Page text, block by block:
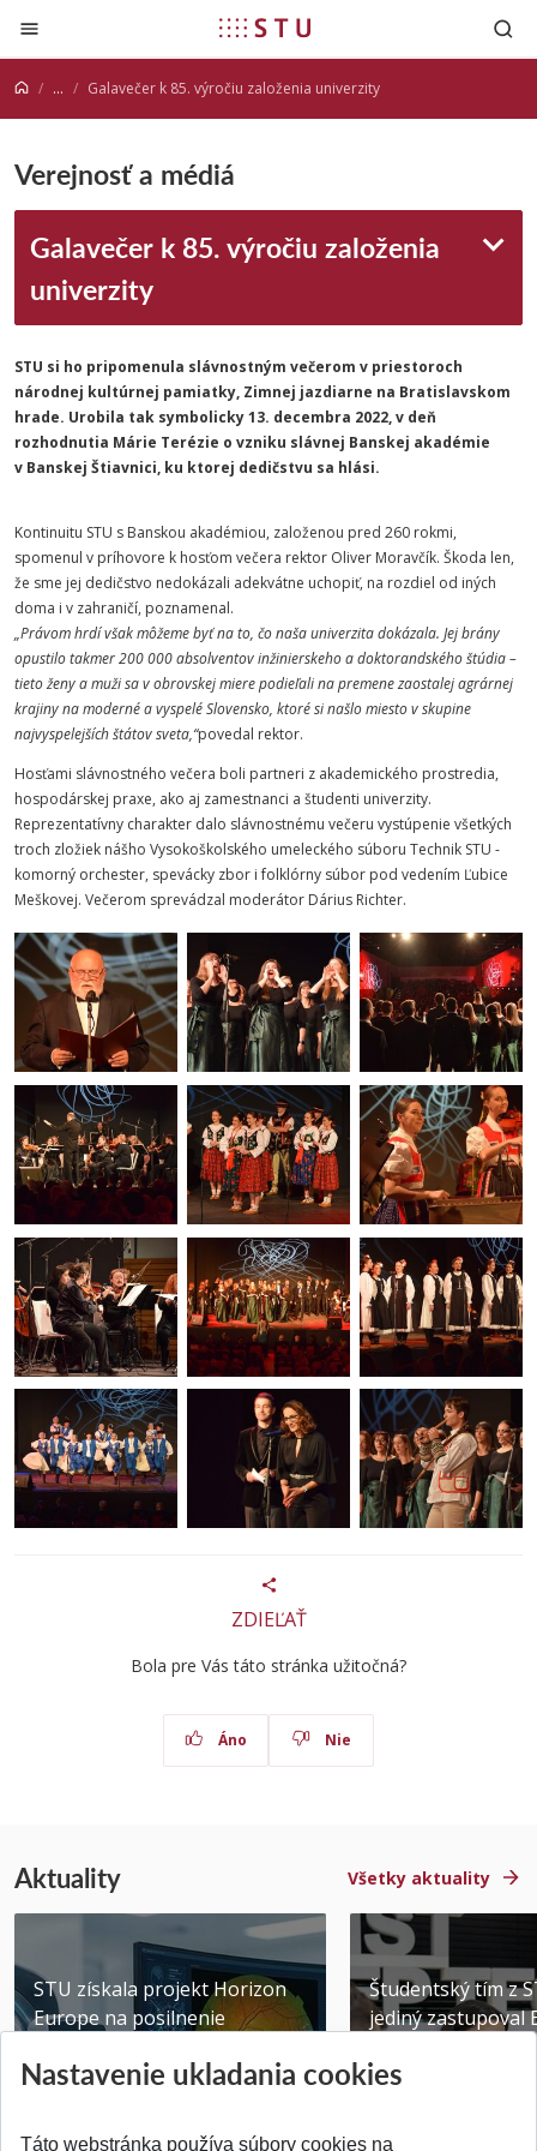
Prejsť na obsah
... Galavečer k 85. výročiu založenia univerzity
Verejnosť a médiá
Galavečer k 85. výročiu založenia
univerzity
STU si ho pripomenula slávnostným večerom v priestoroch
národnej kultúrnej pamiatky, Zimnej jazdiarne na Bratislavskom
hrade. Urobila tak symbolicky 13. decembra 2022, v deň
rozhodnutia Márie Terézie o vzniku slávnej Banskej akadémie
v Banskej Štiavnici, ku ktorej dedičstvu sa hlási.
Kontinuitu STU s Banskou akadémiou, založenou pred 260 rokmi,
spomenul v príhovore k hosťom večera rektor Oliver Moravčík. Škoda len,
že sme jej dedičstvo nedokázali adekvátne uchopiť, na rozdiel od iných
doma i v zahraničí, poznamenal.
„Právom hrdí však môžeme byť na to, čo naša univerzita dokázala. Jej brány
opustilo takmer 200 000 absolventov inžinierskeho a doktorandského štúdia –
tieto ženy a muži sa v obrovskej miere podieľali na premene zaostalej agrárnej
krajiny na moderné a vyspelé Slovensko, ktoré si našlo miesto v skupine
najvyspelejších štátov sveta,“povedal rektor.
Hosťami slávnostného večera boli partneri z akademického prostredia,
hospodárskej praxe, ako aj zamestnanci a študenti univerzity.
Reprezentatívny charakter dalo slávnostnému večeru vystúpenie všetkých
troch zložiek nášho Vysokoškolského umeleckého súboru Technik STU -
komorný orchester, spevácky zbor i folklórny súbor pod vedením Ľubice
Meškovej. Večerom sprevádzal moderátor Dárius Richter.
ZDIEĽAŤ
Bola pre Vás táto stránka užitočná?
Áno Nie
Aktuality Všetky aktuality
STU získala projekt Horizon
Europe na posilnenie
Publikované 31.07.2026
Študentský tím z
jediný zastupoval
Publikované
Nastavenie ukladania cookies
Táto webstránka používa súbory cookies na